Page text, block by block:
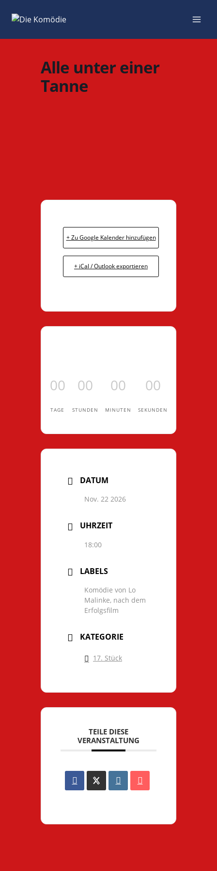
Inhalt
Alle unter einer
Tanne
+ Zu Google Kalender hinzufügen
+ iCal / Outlook exportieren
00
TAGE
00
STUNDEN
00
MINUTEN
00
SEKUNDEN
DATUM
Nov. 22 2026
UHRZEIT
18:00
LABELS
Komödie von Lo
Malinke, nach dem
Erfolgsfilm
KATEGORIE
17. Stück
TEILE DIESE
VERANSTALTUNG